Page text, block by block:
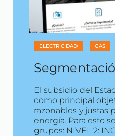
ELECTRICIDAD GAS
El subsidio del
como principal
razonables y justas
energía. Para esto
grupos: NIVEL 2: